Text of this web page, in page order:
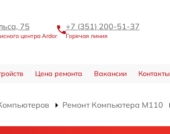
75
центра Ardor
+7 (351) 200-51-37
Горячая линия
Цена ремонта Вакансии Контакты
Ремонт Компьютера M110